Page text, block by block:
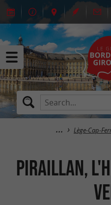
Lège-Cap-
Piraillan,